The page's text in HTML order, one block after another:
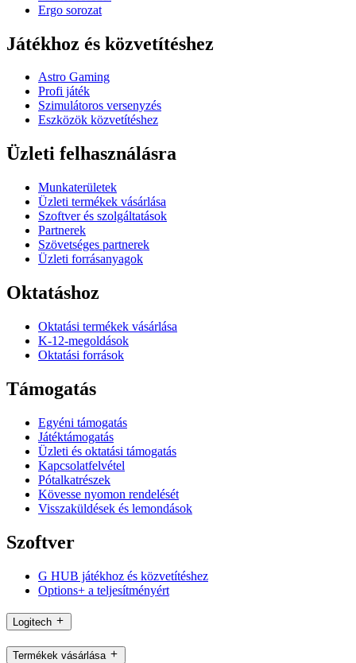
Ergo sorozat
Játékhoz és közvetítéshez
Astro Gaming
Profi játék
Szimulátoros versenyzés
Eszközök közvetítéshez
Üzleti felhasználásra
Munkaterületek
Üzleti termékek vásárlása
Szoftver és szolgáltatások
Partnerek
Szövetséges partnerek
Üzleti forrásanyagok
Oktatáshoz
Oktatási termékek vásárlása
K-12-megoldások
Oktatási források
Támogatás
Egyéni támogatás
Játéktámogatás
Üzleti és oktatási támogatás
Kapcsolatfelvétel
Pótalkatrészek
Kövesse nyomon rendelését
Visszaküldések és lemondások
Szoftver
G HUB játékhoz és közvetítéshez
Options+ a teljesítményért
Logitech
Termékek vásárlása